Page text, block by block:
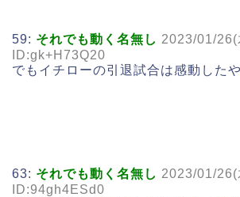
59: それでも動く名無し 2023/01/
ID:gk+H73Q20
でもイチローの引退試合は感動した
63: それでも動く名無し 2023/01/
ID:94gh4ESd0